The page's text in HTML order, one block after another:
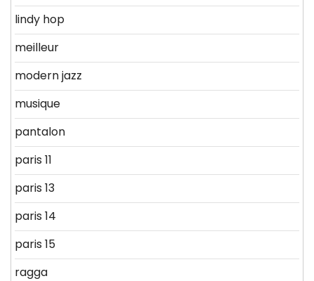
lindy hop
meilleur
modern jazz
musique
pantalon
paris 11
paris 13
paris 14
paris 15
ragga